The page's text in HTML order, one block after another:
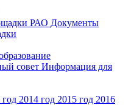
РАО Документы
совет Информация для
год 2014 год 2015 год 2016